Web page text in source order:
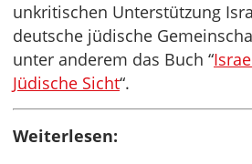
unkritischen Unterstützung
deutsche jüdische
unter anderem das Buch “
Jüdische Sicht“.
Weiterlesen: